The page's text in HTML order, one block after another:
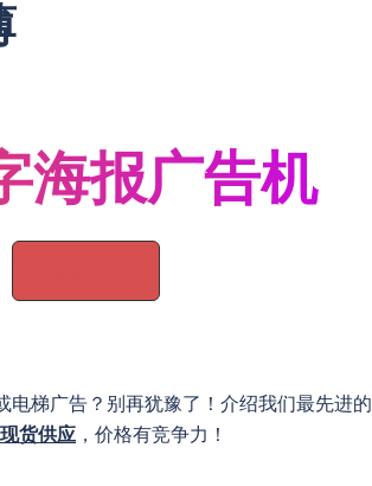
海报广告机
梯广告？别再犹豫了！介绍我们最先进的
货供应 ，价格有竞争力！